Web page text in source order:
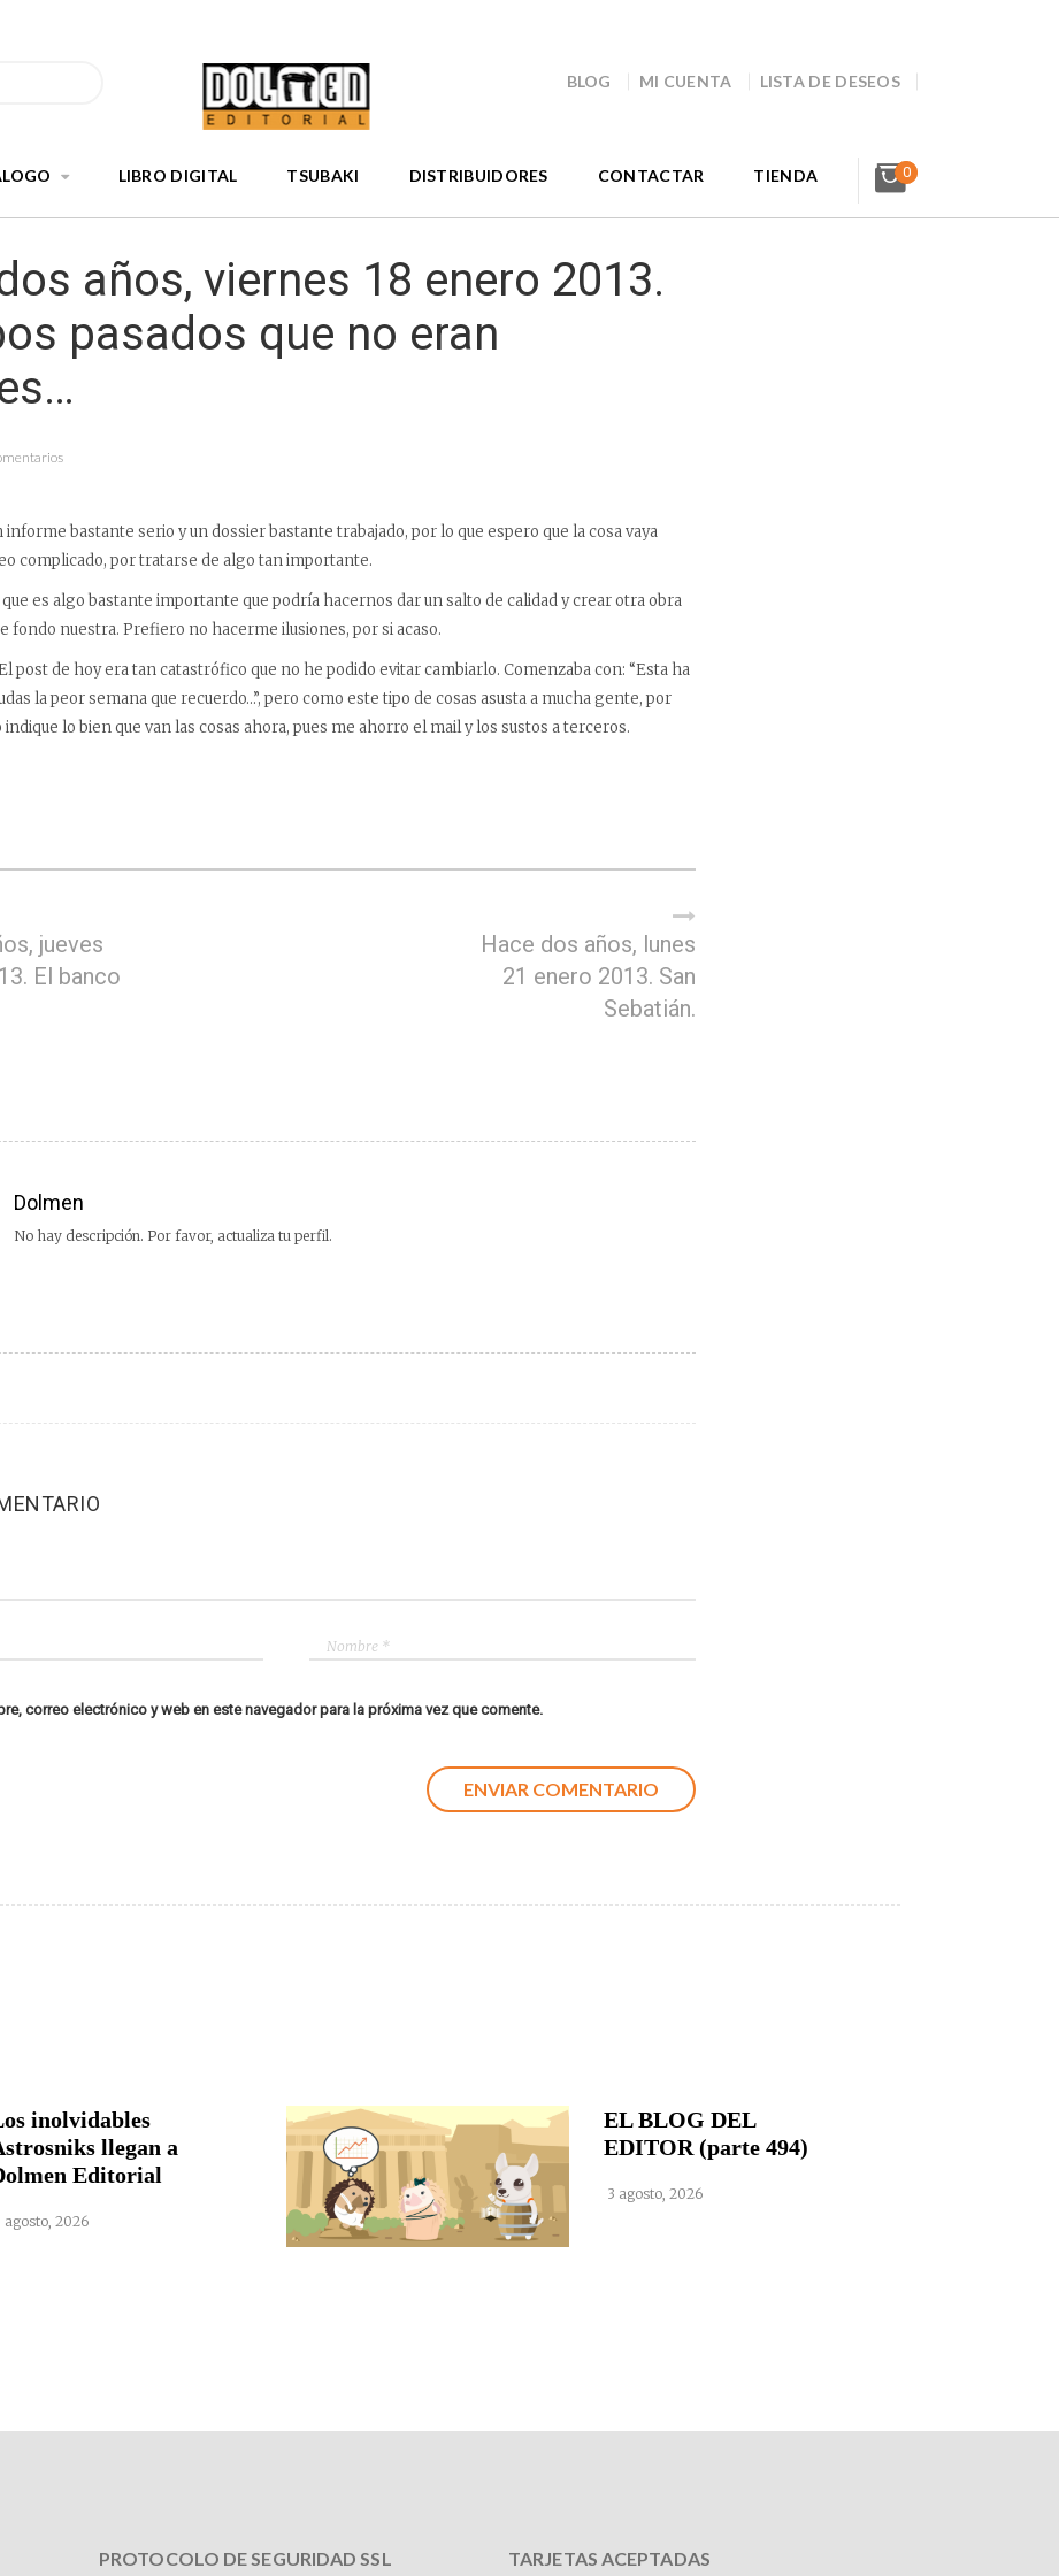
BLOG MI CUENTA LISTA DE DESEOS
LIBRO DIGITAL TSUBAKI DISTRIBUIDORES CONTACTAR TIENDA 0
años, viernes 18 enero 2013.
pasados que no eran
bastante serio y un dossier bastante trabajado, por lo que espero que la cosa vaya
complicado, por tratarse de algo tan importante.
es algo bastante importante que podría hacernos dar un salto de calidad y crear otra obra
fondo nuestra. Prefiero no hacerme ilusiones, por si acaso.
post de hoy era tan catastrófico que no he podido evitar cambiarlo. Comenzaba con: “Esta ha
la peor semana que recuerdo…”, pero como este tipo de cosas asusta a mucha gente, por
lo bien que van las cosas ahora, pues me ahorro el mail y los sustos a terceros.
jueves
El banco
Hace dos años, lunes
21 enero 2013. San
Sebatián.
Dolmen
No hay descripción. Por favor, actualiza tu perfil.
correo electrónico y web en este navegador para la próxima vez que comente.
inolvidables
llegan a
Editorial
agosto, 2026
EL BLOG DEL
EDITOR (parte 494)
3 agosto, 2026
PROTOCOLO DE SEGURIDAD SSL TARJETAS ACEPTADAS